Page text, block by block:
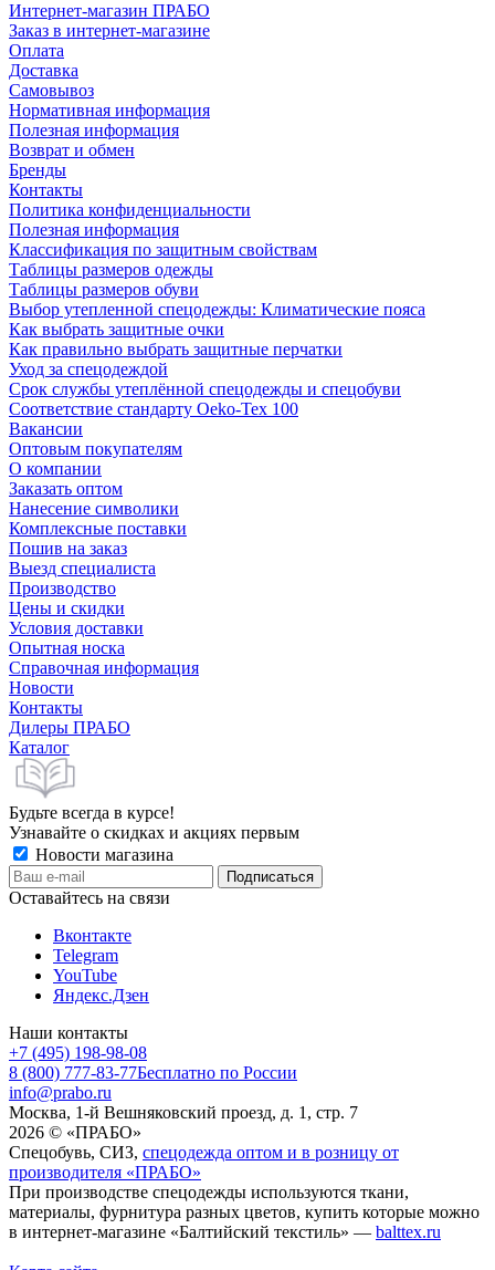
Интернет-магазин ПРАБО
Заказ в интернет-магазине
Оплата
Доставка
Самовывоз
Нормативная информация
Полезная информация
Возврат и обмен
Бренды
Контакты
Политика конфиденциальности
Полезная информация
Классификация по защитным свойствам
Таблицы размеров одежды
Таблицы размеров обуви
Выбор утепленной спецодежды: Климатические пояса
Как выбрать защитные очки
Как правильно выбрать защитные перчатки
Уход за спецодеждой
Срок службы утеплённой спецодежды и спецобуви
Соответствие стандарту Oeko-Tex 100
Вакансии
Оптовым покупателям
О компании
Заказать оптом
Нанесение символики
Комплексные поставки
Пошив на заказ
Выезд специалиста
Производство
Цены и скидки
Условия доставки
Опытная носка
Справочная информация
Новости
Контакты
Дилеры ПРАБО
Каталог
Будьте всегда в курсе!
Узнавайте о скидках и акциях первым
Новости магазина
Оставайтесь на связи
Вконтакте
Telegram
YouTube
Яндекс.Дзен
Наши контакты
+7 (495) 198-98-08
8 (800) 777-83-77Бесплатно по России
info@prabo.ru
Москва, 1-й Вешняковский проезд, д. 1, стр. 7
2026 © «ПРАБО»
Спецобувь, СИЗ, спецодежда оптом и в розницу от
производителя «ПРАБО»
При производстве спецодежды используются ткани,
материалы, фурнитура разных цветов, купить которые можно
в интернет-магазине «Балтийский текстиль» — balttex.ru